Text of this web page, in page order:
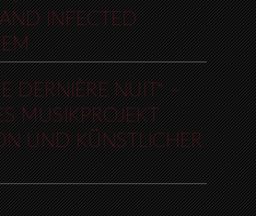
INFECTED
DERNIÈRE NUIT“ –
MUSIKPROJEKT
UND KÜNSTLICHER